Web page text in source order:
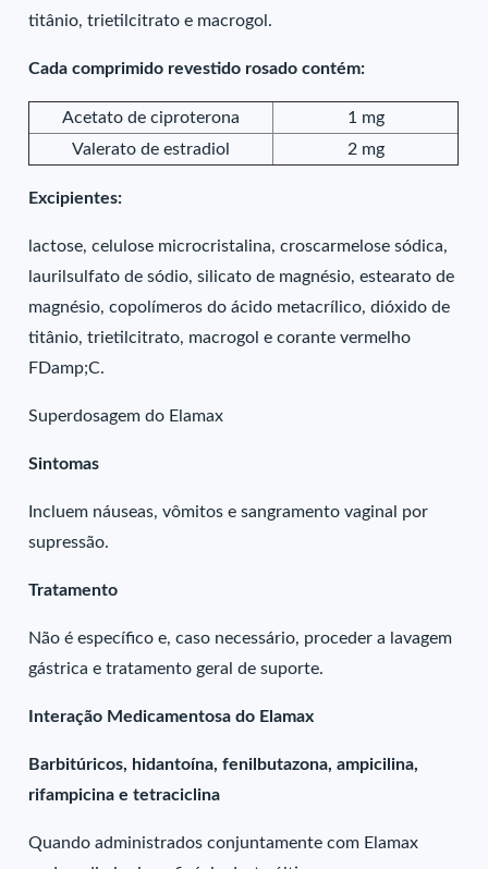
titânio, trietilcitrato e macrogol.
Cada comprimido revestido rosado contém:
Acetato de ciproterona
1 mg
Valerato de estradiol
2 mg
Excipientes:
lactose, celulose microcristalina, croscarmelose sódica,
laurilsulfato de sódio, silicato de magnésio, estearato de
magnésio, copolímeros do ácido metacrílico, dióxido de
titânio, trietilcitrato, macrogol e corante vermelho
FDamp;C.
Superdosagem do Elamax
Sintomas
Incluem náuseas, vômitos e sangramento vaginal por
supressão.
Tratamento
Não é específico e, caso necessário, proceder a lavagem
gástrica e tratamento geral de suporte.
Interação Medicamentosa do Elamax
Barbitúricos, hidantoína, fenilbutazona, ampicilina,
rifampicina e tetraciclina
Quando administrados conjuntamente com Elamax